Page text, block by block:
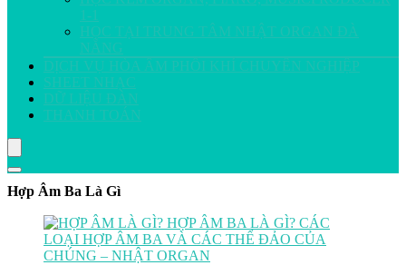
1-1
HỌC TẠI TRUNG TÂM NHẬT ORGAN ĐÀ
NẴNG
DỊCH VỤ HÒA ÂM PHỐI KHÍ CHUYÊN NGHIỆP
SHEET NHẠC
DỮ LIỆU ĐÀN
THANH TOÁN
Hợp Âm Ba Là Gì